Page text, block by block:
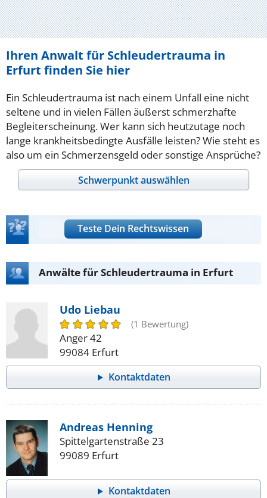
Ihren Anwalt für Schleudertrauma in
Erfurt finden Sie hier
Ein Schleudertrauma ist nach einem Unfall eine nicht
seltene und in vielen Fällen äußerst schmerzhafte
Begleiterscheinung. Wer kann sich heutzutage noch
lange krankheitsbedingte Ausfälle leisten? Wie steht es
also um ein Schmerzensgeld oder sonstige Ansprüche?
Schwerpunkt auswählen
Teste Dein Rechtswissen
Anwälte für Schleudertrauma in Erfurt
Udo Liebau
(1 Bewertung)
Anger 42
99084 Erfurt
Kontaktdaten
Andreas Henning
Spittelgartenstraße 23
99089 Erfurt
Kontaktdaten